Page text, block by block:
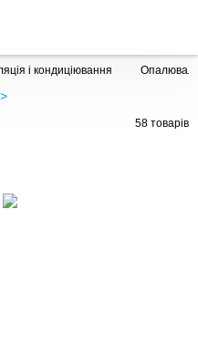
і кондиціювання
>
58 товарів